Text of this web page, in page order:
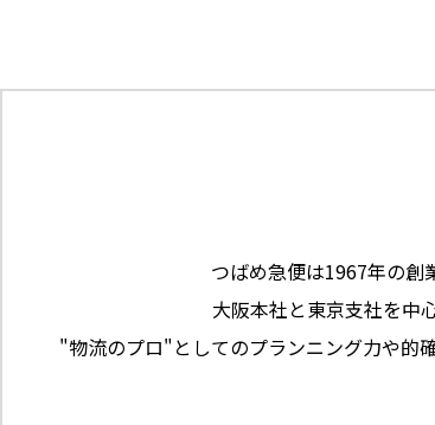
つばめ急便は1967年の創
大阪本社と東京支社を中
"物流のプロ"としてのプランニング力や的